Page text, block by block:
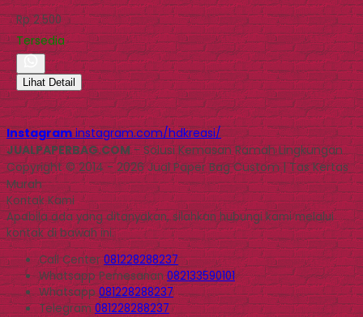
Rp 2.500
Tersedia
Lihat Detail
Instagram instagram.com/hdkreasi/
JUALPAPERBAG.COM- Solusi Kemasan Ramah Lingkungan
Copyright © 2014 - 2026 Jual Paper Bag Custom | Tas Kertas
Murah
Kontak Kami
Apabila ada yang ditanyakan, silahkan hubungi kami melalui
kontak di bawah ini.
Call Center081228288237
WhatsappPemesanan 082133590101
Whatsapp081228288237
Telegram081228288237